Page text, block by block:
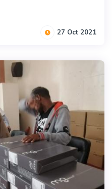
27 Oct 2021